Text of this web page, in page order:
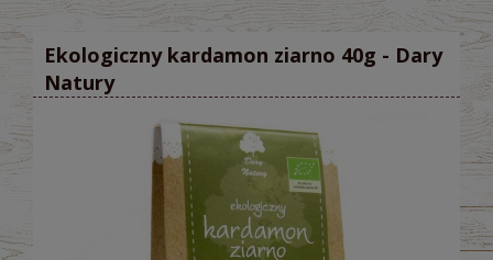
Ekologiczny kardamon ziarno 40g - Dary
Natury